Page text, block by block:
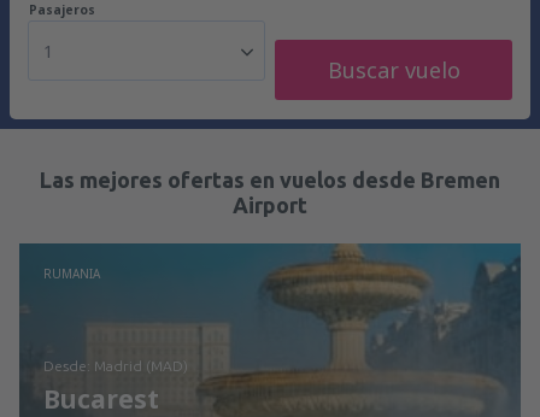
Pasajeros
1
Buscar vuelo
Las mejores ofertas en vuelos desde Bremen
Airport
RUMANIA
desde: Madrid (MAD)
Bucarest